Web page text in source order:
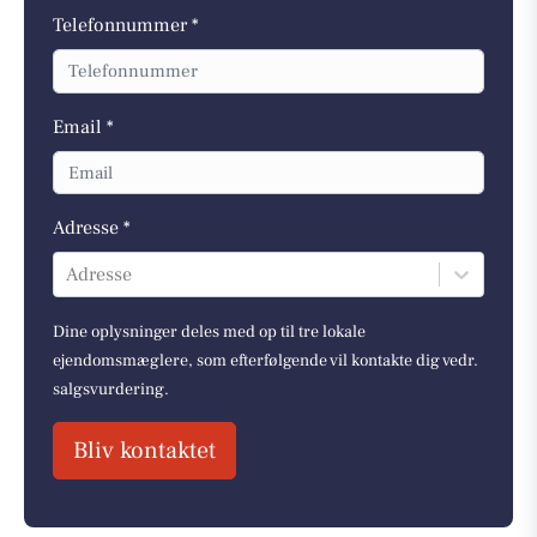
Telefonnummer *
Email *
Adresse *
Adresse
Dine oplysninger deles med op til tre lokale
ejendomsmæglere, som efterfølgende vil kontakte dig vedr.
salgsvurdering.
Bliv kontaktet